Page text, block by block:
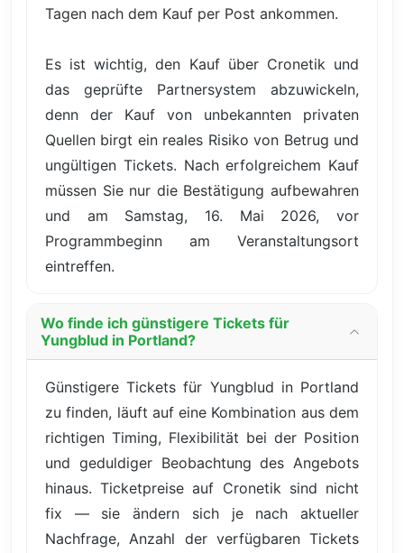
Tagen nach dem Kauf per Post ankommen.
Es ist wichtig, den Kauf über Cronetik und
das geprüfte Partnersystem abzuwickeln,
denn der Kauf von unbekannten privaten
Quellen birgt ein reales Risiko von Betrug und
ungültigen Tickets. Nach erfolgreichem Kauf
müssen Sie nur die Bestätigung aufbewahren
und am Samstag, 16. Mai 2026, vor
Programmbeginn am Veranstaltungsort
eintreffen.
Wo finde ich günstigere Tickets für
Yungblud in Portland?
Günstigere Tickets für Yungblud in Portland
zu finden, läuft auf eine Kombination aus dem
richtigen Timing, Flexibilität bei der Position
und geduldiger Beobachtung des Angebots
hinaus. Ticketpreise auf Cronetik sind nicht
fix — sie ändern sich je nach aktueller
Nachfrage, Anzahl der verfügbaren Tickets